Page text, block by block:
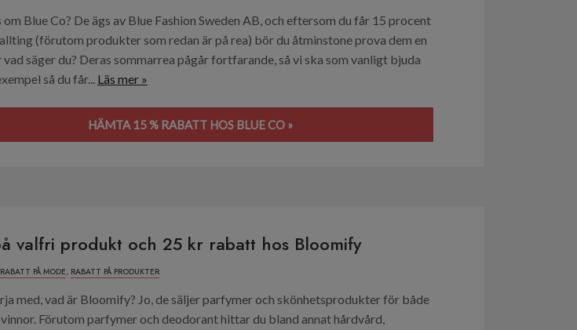
Blue Co? De ägs av Blue Fashion Sweden AB, och eftersom du får 15 procent
(förutom produkter som redan är på rea) bör du åtminstone prova dem en
vad säger du? Deras sommarrea pågår fortfarande, så vi ska som vanligt bjuda
så du får... Läs mer »
HÄMTA 15 % RABATT HOS BLUE CO »
valfri produkt och 25 kr rabatt hos Bloomify
RABATT PÅ MODE, RABATT PÅ PRODUKTER
med, vad är Bloomify? Jo, de säljer parfymer och skönhetsprodukter för både
Förutom parfymer och deodorant hittar du bland annat hårdvård,